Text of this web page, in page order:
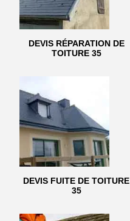
DEVIS RÉPARATION DE
TOITURE 35
DEVIS FUITE DE TOITURE
35